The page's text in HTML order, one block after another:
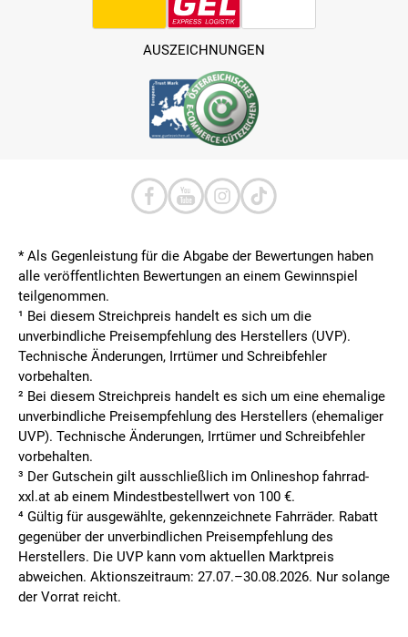
AUSZEICHNUNGEN
* Als Gegenleistung für die Abgabe der Bewertungen haben
alle veröffentlichten Bewertungen an einem Gewinnspiel
teilgenommen.
¹ Bei diesem Streichpreis handelt es sich um die
unverbindliche Preisempfehlung des Herstellers (UVP).
Technische Änderungen, Irrtümer und Schreibfehler
vorbehalten.
² Bei diesem Streichpreis handelt es sich um eine ehemalige
unverbindliche Preisempfehlung des Herstellers (ehemaliger
UVP). Technische Änderungen, Irrtümer und Schreibfehler
vorbehalten.
³ Der Gutschein gilt ausschließlich im Onlineshop fahrrad-
xxl.at ab einem Mindestbestellwert von 100 €.
⁴ Gültig für ausgewählte, gekennzeichnete Fahrräder. Rabatt
gegenüber der unverbindlichen Preisempfehlung des
Herstellers. Die UVP kann vom aktuellen Marktpreis
abweichen. Aktionszeitraum: 27.07.–30.08.2026. Nur solange
der Vorrat reicht.